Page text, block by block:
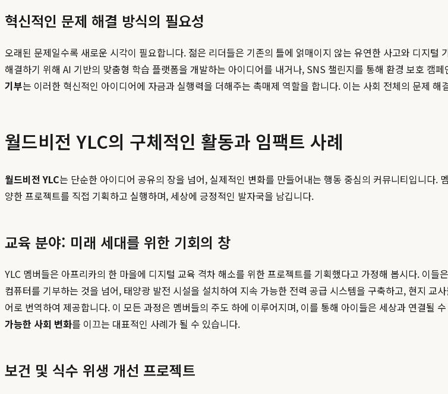
혁신적인 문제 해결 방식의 필요성
오래된 문제일수록 새로운 시각이 필요합니다. 젊은 리더들은 기존의 틀에 얽매이지 않는 유연한 사고와 디지
해결하기 위해 AI 기반의 맞춤형 학습 플랫폼을 개발하는 아이디어를 내거나, SNS 챌린지를 통해 환경 보호 캠
기부는 이러한 혁신적인 아이디어에 자금과 실행력을 더해주는 촉매제 역할을 합니다. 이는 사회 전체의 문제
월드비전 YLC의 구체적인 활동과 임팩트 사례
월드비전 YLC는 단순한 아이디어 공유의 장을 넘어, 실제적인 변화를 만들어내는 행동 중심의 커뮤니티입니다
양한 프로젝트를 직접 기획하고 실행하며, 세상에 긍정적인 발자국을 남깁니다.
교육 분야: 미래 세대를 위한 기회의 창
YLC 멤버들은 아프리카의 한 마을에 디지털 교육 격차 해소를 위한 프로젝트를 기획했다고 가정해 봅시다. 이
컴퓨터를 기부하는 것을 넘어, 태양광 발전 시설을 설치하여 지속 가능한 전력 공급 시스템을 구축하고, 현지 교
어로 번역하여 제공합니다. 이 모든 과정은 멤버들의 주도 하에 이루어지며, 이를 통해 아이들은 세상과 연결될
가능한 사회 변화를 이끄는 대표적인 사례가 될 수 있습니다.
보건 및 식수 위생 개선 프로젝트